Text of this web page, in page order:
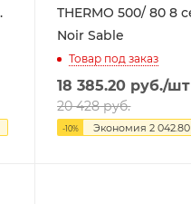
THERMO 500/ 80 8 секц.
Noir Sable
Товар под заказ
18 385.20 руб./шт
20 428руб.
-10% Экономия2 042.80